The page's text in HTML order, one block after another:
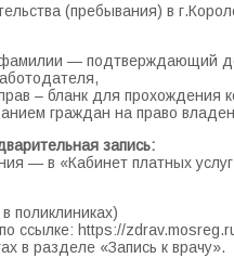
(пребывания) в
— подтверждающий
– бланк для
граждан на право
запись:
— в «Кабинет платных
поликлиниках)
ссылке: https://
в разделе «Запись к врачу».